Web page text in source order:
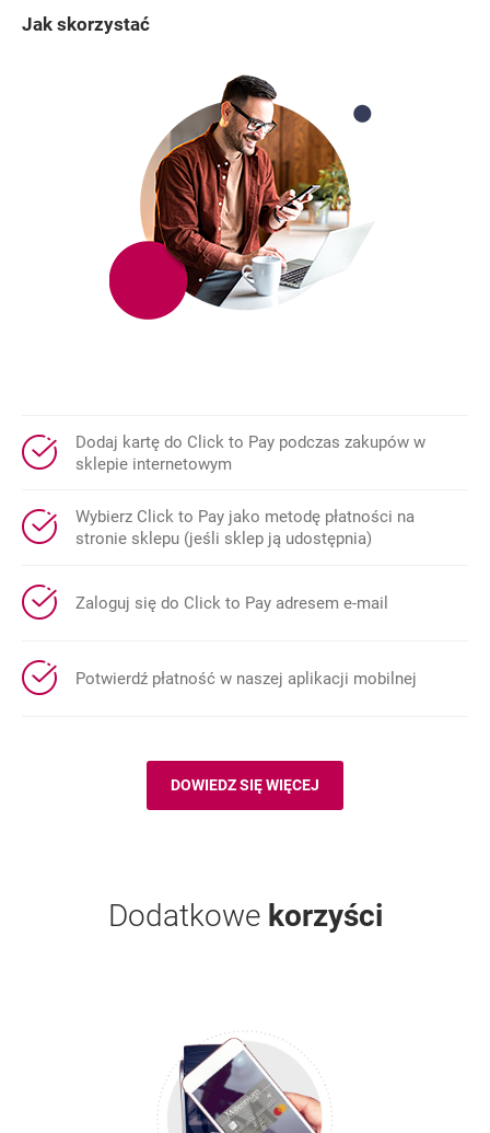
Jak skorzystać
Dodaj kartę do Click to Pay podczas zakupów w
sklepie internetowym
Wybierz Click to Pay jako metodę płatności na
stronie sklepu (jeśli sklep ją udostępnia)
Zaloguj się do Click to Pay adresem e-mail
Potwierdź płatność w naszej aplikacji mobilnej
O: CLICK TO PAY
DOWIEDZ SIĘ WIĘCEJOTWIERA SIĘ W NOWEJ KARCIE
Dodatkowe korzyści